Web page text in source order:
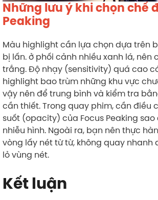
Những lưu ý khi chọn chế
Peaking
Màu highlight cần lựa chọn dựa trên
bị lấn. ở phối cảnh nhiều xanh lá, nên
trắng. Độ nhạy (sensitivity) quá cao
highlight bao trùm những khu vực
vậy nên để trung bình và kiểm tra
cần thiết. Trong quay phim, cần điều
suốt (opacity) của Focus Peaking
nhiễu hình. Ngoài ra, bạn nên thực
vòng lấy nét từ từ, không quay nhanh
lỏ vùng nét.
Kết luận